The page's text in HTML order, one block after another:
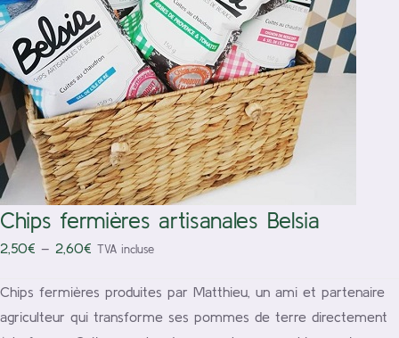
Choix des options
/
Détails
Chips fermières artisanales Belsia
2,50€ – 2,60€ TVA incluse
Chips fermières produites par Matthieu, un ami et partenaire
agriculteur qui transforme ses pommes de terre directement